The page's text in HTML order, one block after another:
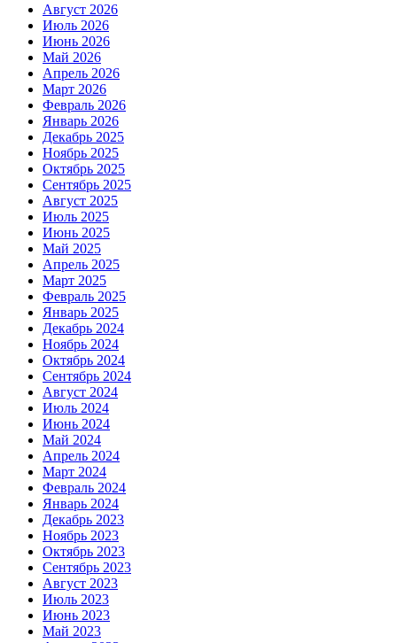
Август 2026
Июль 2026
Июнь 2026
Май 2026
Апрель 2026
Март 2026
Февраль 2026
Январь 2026
Декабрь 2025
Ноябрь 2025
Октябрь 2025
Сентябрь 2025
Август 2025
Июль 2025
Июнь 2025
Май 2025
Апрель 2025
Март 2025
Февраль 2025
Январь 2025
Декабрь 2024
Ноябрь 2024
Октябрь 2024
Сентябрь 2024
Август 2024
Июль 2024
Июнь 2024
Май 2024
Апрель 2024
Март 2024
Февраль 2024
Январь 2024
Декабрь 2023
Ноябрь 2023
Октябрь 2023
Сентябрь 2023
Август 2023
Июль 2023
Июнь 2023
Май 2023